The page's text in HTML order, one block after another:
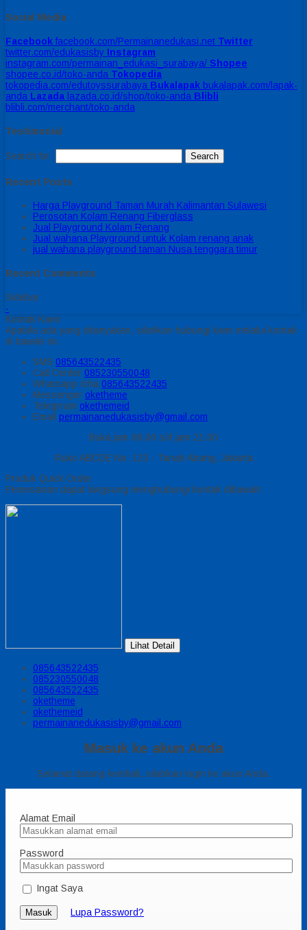
Social Media
Facebook facebook.com/Permainanedukasi.net Twitter
twitter.com/edukasisby Instagram
instagram.com/permainan_edukasi_surabaya/ Shopee
shopee.co.id/toko-anda Tokopedia
tokopedia.com/edutoyssurabaya Bukalapak bukalapak.com/lapak-
anda Lazada lazada.co.id/shop/toko-anda Blibli
blibli.com/merchant/toko-anda
Testimonial
Search for:
Recent Posts
Harga Playground Taman Murah Kalimantan Sulawesi
Perosotan Kolam Renang Fiberglass
Jual Playground Kolam Renang
Jual wahana Playground untuk Kolam renang anak
jual wahana playground taman Nusa tenggara timur
Recent Comments
Sidebar
-
Kontak Kami
Apabila ada yang ditanyakan, silahkan hubungi kami melalui kontak
di bawah ini.
SMS 085643522435
Call Center 085230550048
Whatsapp Icha 085643522435
Messenger oketheme
Telegrram okethemeid
Email permainanedukasisby@gmail.com
Buka jam 08.00 s/d jam 21.00
Ruko ABCDE No. 123 - Tanah Abang, Jakarta
Produk Quick Order
Pemesanan dapat langsung menghubungi kontak dibawah:
Lihat Detail
085643522435
085230550048
085643522435
oketheme
okethemeid
permainanedukasisby@gmail.com
Masuk ke akun Anda
Selamat datang kembali, silahkan login ke akun Anda.
Alamat Email
Password
Ingat Saya
Masuk Lupa Password?